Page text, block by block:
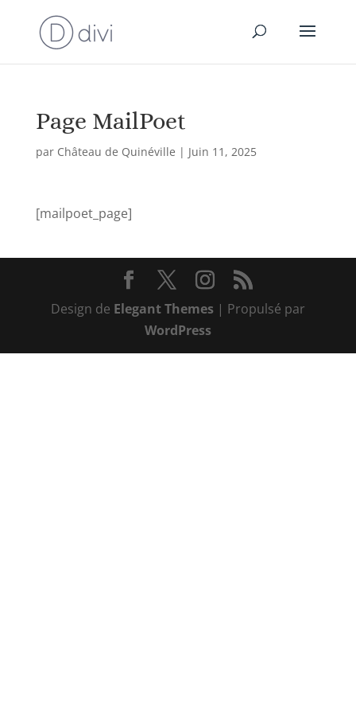
Page MailPoet
par Château de Quinéville | Juin 11, 2025
[mailpoet_page]
Design de Elegant Themes| Propulsé par
WordPress